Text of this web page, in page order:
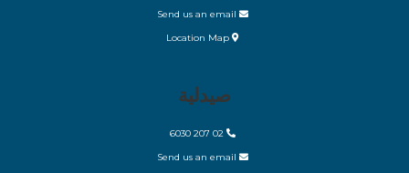
Location Map
صيدلية
0
2 207 6030